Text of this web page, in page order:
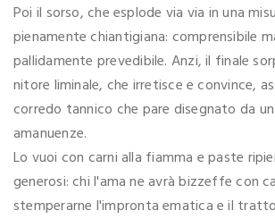
Poi il sorso, che esplode via via in una
pienamente chiantigiana: comprensibile
pallidamente prevedibile. Anzi, il finale
nitore liminale, che irretisce e convince,
corredo tannico che pare disegnato da
amanuenze.
Lo vuoi con carni alla fiamma e paste
generosi: chi l'ama ne avrà bizzeffe con
stemperarne l'impronta ematica e il